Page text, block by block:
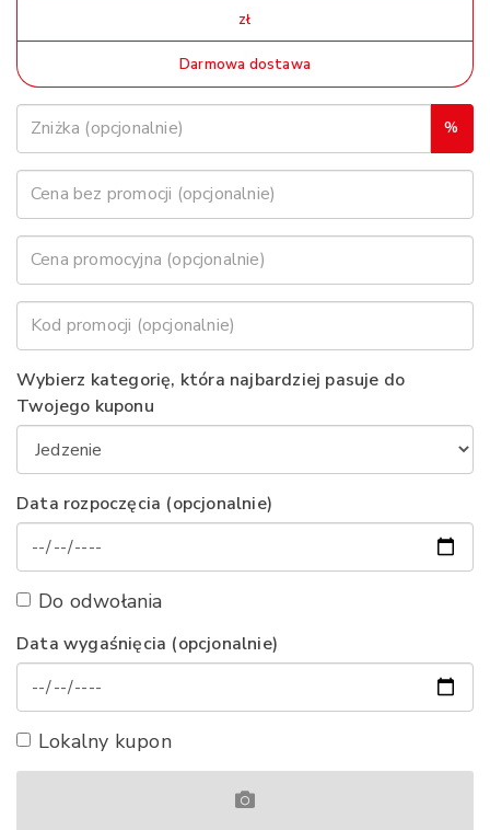
zł
Darmowa dostawa
%
Wybierz kategorię, która najbardziej pasuje do
Twojego kuponu
Data rozpoczęcia (opcjonalnie)
Do odwołania
Data wygaśnięcia (opcjonalnie)
Lokalny kupon